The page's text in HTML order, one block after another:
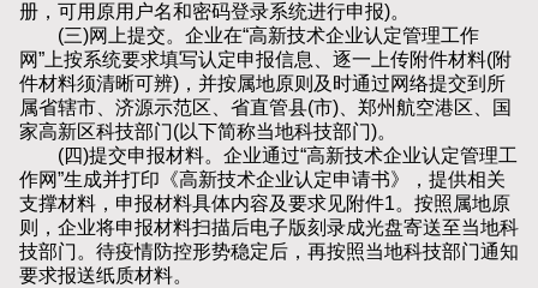
册，可用原用户名和密码登录系统进行申报)。
(三)网上提交。企业在“高新技术企业认定管理工作
网”上按系统要求填写认定申报信息、逐一上传附件材料(附
件材料须清晰可辨)，并按属地原则及时通过网络提交到所
属省辖市、济源示范区、省直管县(市)、郑州航空港区、国
家高新区科技部门(以下简称当地科技部门)。
(四)提交申报材料。企业通过“高新技术企业认定管理工
作网”生成并打印《高新技术企业认定申请书》，提供相关
支撑材料，申报材料具体内容及要求见附件1。按照属地原
则，企业将申报材料扫描后电子版刻录成光盘寄送至当地科
技部门。待疫情防控形势稳定后，再按照当地科技部门通知
要求报送纸质材料。